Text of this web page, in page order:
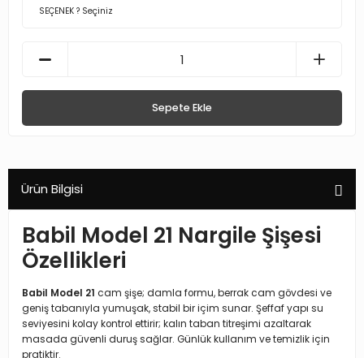
Sepete Ekle
Ürün Bilgisi
Babil Model 21 Nargile Şişesi
Özellikleri
Babil Model 21 cam şişe; damla formu, berrak cam gövdesi ve
geniş tabanıyla yumuşak, stabil bir içim sunar. Şeffaf yapı su
seviyesini kolay kontrol ettirir; kalın taban titreşimi azaltarak
masada güvenli duruş sağlar. Günlük kullanım ve temizlik için
pratiktir.